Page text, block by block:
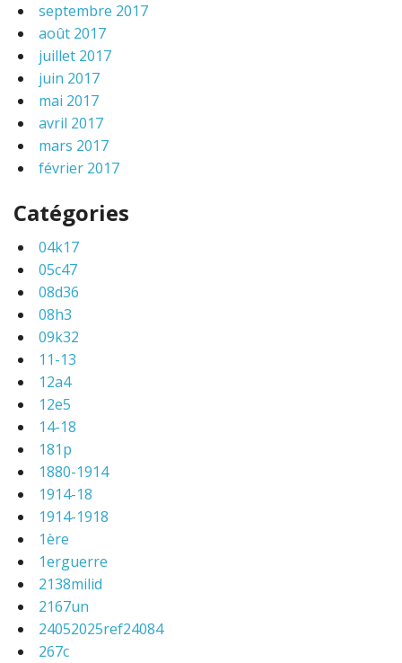
septembre 2017
août 2017
juillet 2017
juin 2017
mai 2017
avril 2017
mars 2017
février 2017
Catégories
04k17
05c47
08d36
08h3
09k32
11-13
12a4
12e5
14-18
181p
1880-1914
1914-18
1914-1918
1ère
1erguerre
2138milid
2167un
24052025ref24084
267c